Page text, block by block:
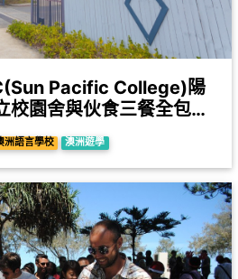
Pacific College)陽
校園舍與伙食三餐全包度
洲語言學校 澳洲遊學